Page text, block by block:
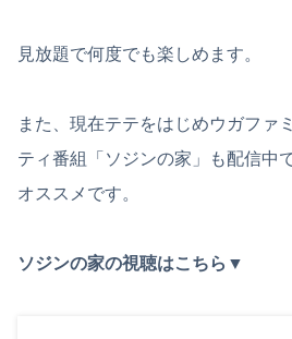
見放題で何度でも楽しめます。
また、現在テテをはじめウガファ
ティ番組「ソジンの家」も配信中
オススメです。
ソジンの家の視聴はこちら▼